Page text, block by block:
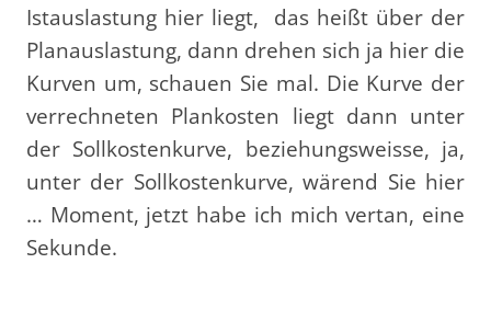
Istauslastung hier liegt,
das heißt über der
Planauslastung, dann drehen sich ja hier die
Kurven um, schauen Sie mal. Die Kurve der
verrechneten Plankosten liegt dann unter
der Sollkostenkurve, beziehungsweisse, ja,
unter der Sollkostenkurve, wärend Sie hier
… Moment, jetzt habe ich mich vertan, eine
Sekunde.